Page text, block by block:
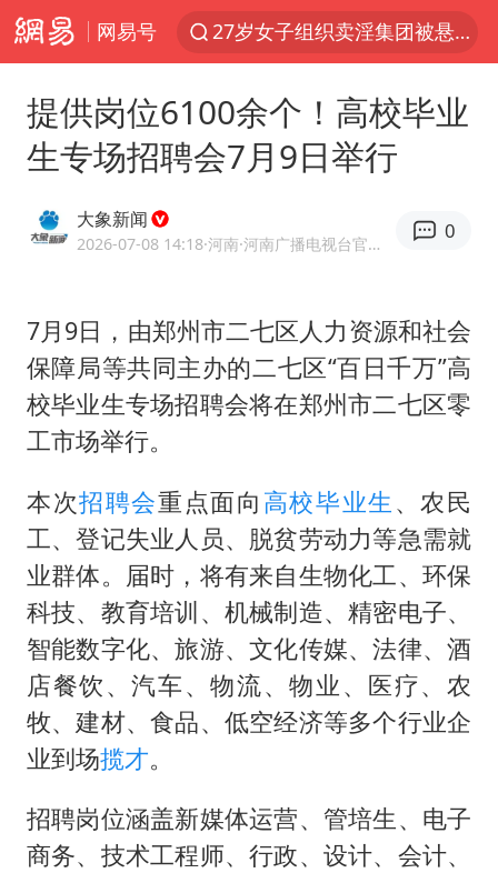
网易号
27岁女子组织卖淫集团被悬赏通缉
泸溪河：桃酥吃出金属牙冠视频不实
女子开一天一夜空调后二氧化碳中毒
河南某医院2.33亿工程串标案细节披露
公司“上四休三”但要降薪1000元
台风灿鸿未来对中国无影响
985博士后被曝在妻子孕期出轨后续
“空调24小时开着更省电”不实
如何把百年大党建设得更加坚强有力？
提供岗位6100余个！高校毕业
生专场招聘会7月9日举行
大象新闻
2026-07-08 14:18·河南 ·河南广播电视台官方网易号
0
7月9日，由郑州市二七区人力资源和社会
保障局等共同主办的二七区“百日千万”高
校毕业生专场招聘会将在郑州市二七区零
工市场举行。
本次招聘会重点面向 高校毕业生 、农民
工、登记失业人员、脱贫劳动力等急需就
业群体。届时，将有来自生物化工、环保
科技、教育培训、机械制造、精密电子、
智能数字化、旅游、文化传媒、法律、酒
店餐饮、汽车、物流、物业、医疗、农
牧、建材、食品、低空经济等多个行业企
业到场揽才。
招聘岗位涵盖新媒体运营、管培生、电子
商务、技术工程师、行政、设计、会计、